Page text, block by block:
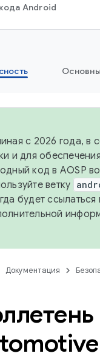
Android
с 2026 года, в
и для
код в AOSP
ветку
будет
Документация